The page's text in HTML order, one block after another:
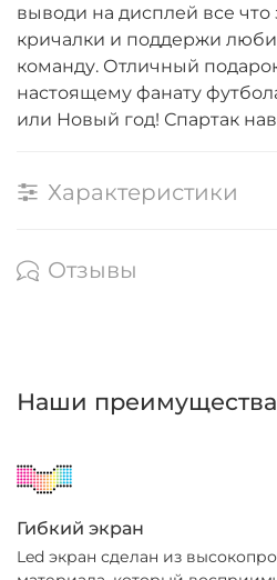
выводи на дисплей все
кричалки и поддержи
команду. Отличный
настоящему фанату
или Новый год! Спартак
Характеристики
Отзывы
Наши преимущества
Гибкий экран
Led экран сделан из